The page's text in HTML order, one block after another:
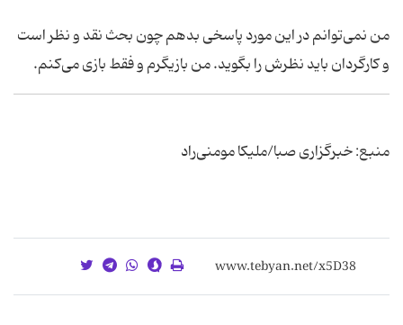
من نمی‌توانم در این مورد پاسخی بدهم چون بحث نقد و نظر است
و کارگردان باید نظرش را بگوید. من بازیگرم و فقط بازی می‌کنم.
منبع: خبرگزاری صبا/ملیکا مومنی‌راد